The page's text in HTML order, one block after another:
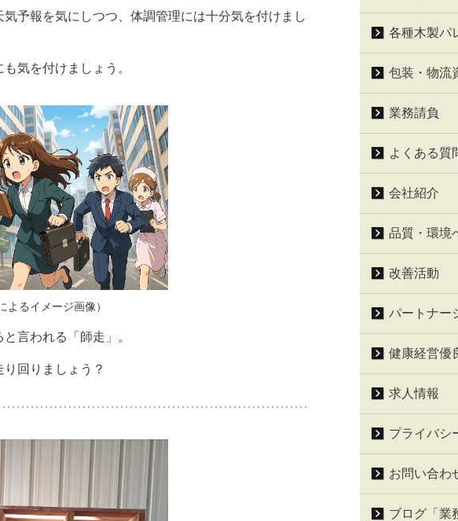
予報を気にしつつ、体調管理には十分気を付けまし
気を付けましょう。
よるイメージ画像）
言われる「師走」。
回りましょう？
各種木製パ
包装・物流
業務請負
よくある質
会社紹介
品質・環境
改善活動
パートナー
健康経営優
求人情報
プライバシ
お問い合わ
ブログ「業